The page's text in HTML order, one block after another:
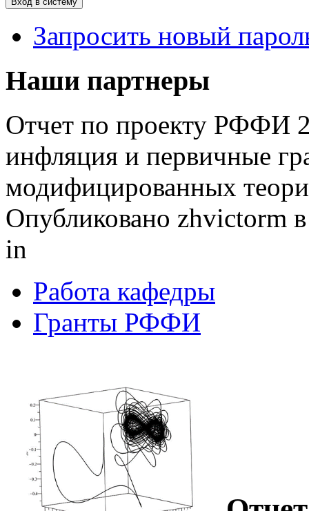
Запросить новый
Наши партнеры
Отчет по проекту РФФИ
инфляция и первичные
модифицированных
Опубликовано zhvictorm
in
Работа кафедры
Гранты РФФИ